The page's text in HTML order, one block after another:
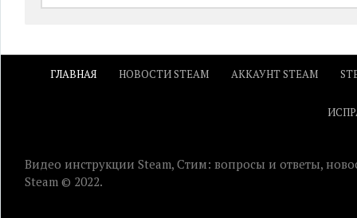
ГЛАВНАЯ НОВОСТИ STEAM АККАУНТ STEAM
Видео инструкции Steam, Стим: вопросы и ответы,
Steam © 2022.